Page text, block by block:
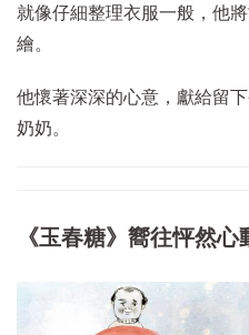
就像仔細整理衣服一般，他
繪。
他懷著深深的心意，獻給留
奶奶。
《玉春糖》嚮往怦然